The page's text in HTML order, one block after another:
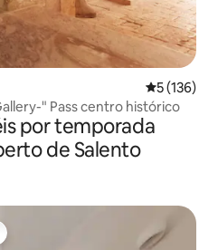
5 de uma
5 (136)
" Pass centro histórico
por temporada
de Salento
dos hóspedes